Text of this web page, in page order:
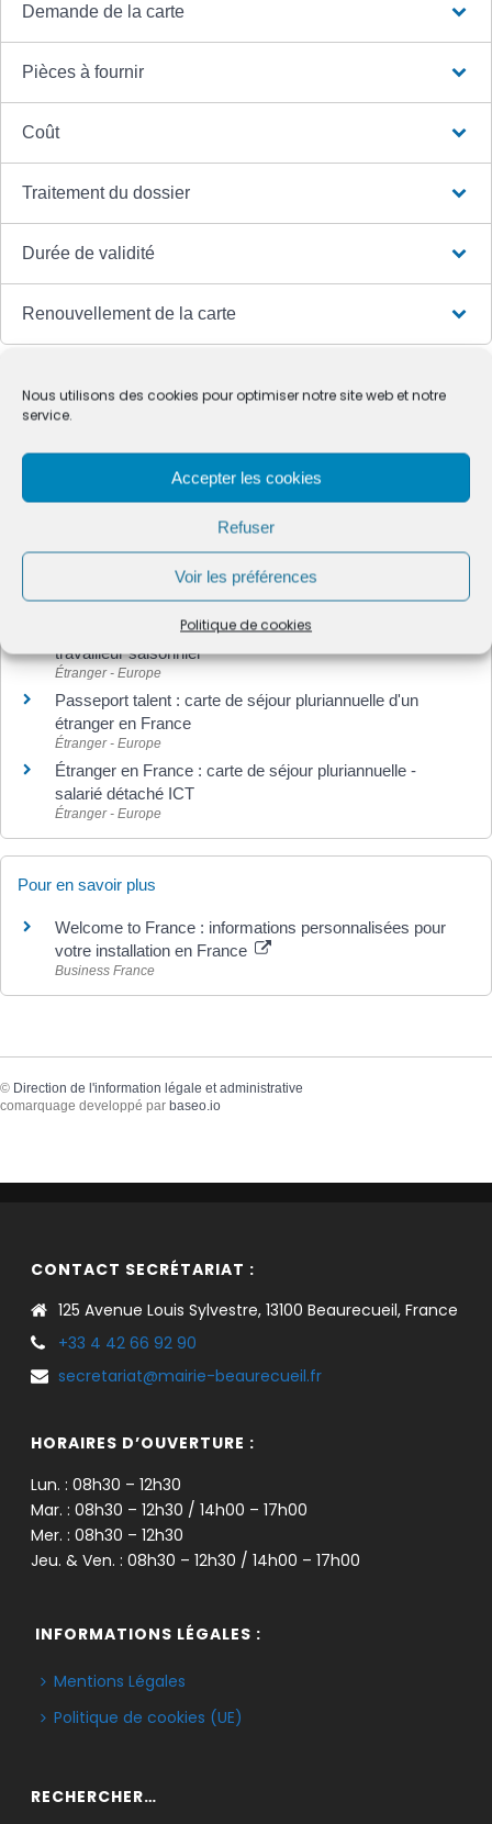
Nous utilisons des cookies pour optimiser notre site web et notre
service.
Accepter les cookies
Refuser
Voir les préférences
Politique de cookies
Demande de la carte
Pièces à fournir
Coût
Traitement du dossier
Durée de validité
Renouvellement de la carte
Étranger en France : carte de séjour pluriannuelle -
travailleur saisonnier
Étranger - Europe
Passeport talent : carte de séjour pluriannuelle d'un
étranger en France
Étranger - Europe
Étranger en France : carte de séjour pluriannuelle -
salarié détaché ICT
Étranger - Europe
Pour en savoir plus
Welcome to France : informations personnalisées pour
votre installation en France
Business France
© Direction de l'information légale et administrative
comarquage developpé par baseo.io
CONTACT SECRÉTARIAT :
125 Avenue Louis Sylvestre, 13100 Beaurecueil, France
+33 4 42 66 92 90
secretariat@mairie-beaurecueil.fr
HORAIRES D’OUVERTURE :
Lun. : 08h30 – 12h30
Mar. : 08h30 – 12h30 / 14h00 – 17h00
Mer. : 08h30 – 12h30
Jeu. & Ven. : 08h30 – 12h30 / 14h00 – 17h00
INFORMATIONS LÉGALES :
Mentions Légales
Politique de cookies (UE)
RECHERCHER…